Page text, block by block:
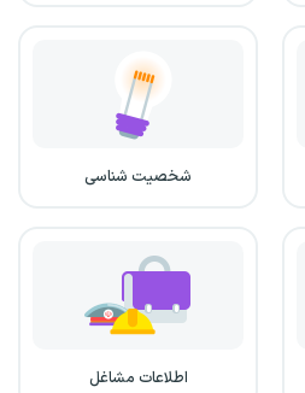
شخصیت شناسی
اطلاعات مشاغل